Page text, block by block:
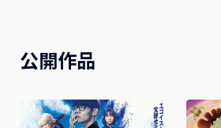
公開作品